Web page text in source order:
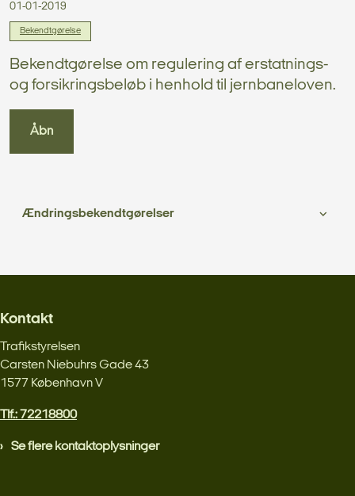
01-01-2019
Bekendtgørelse
Bekendtgørelse om regulering af erstatnings-
og forsikringsbeløb i henhold til jernbaneloven.
Åbn
Ændringsbekendtgørelser
Kontakt
Trafikstyrelsen
Carsten Niebuhrs Gade 43
1577 København V
Tlf.: 72218800
Se flere kontaktoplysninger